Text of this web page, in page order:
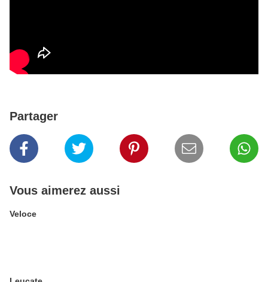
Partager
Vous aimerez aussi
Veloce